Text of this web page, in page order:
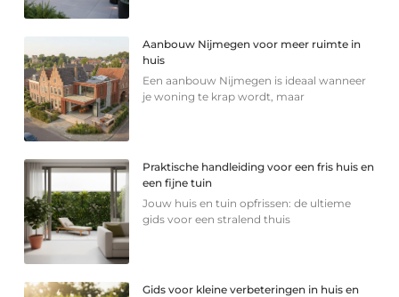
Aanbouw Nijmegen voor meer ruimte in
huis
Een aanbouw Nijmegen is ideaal wanneer
je woning te krap wordt, maar
Praktische handleiding voor een fris huis en
een fijne tuin
Jouw huis en tuin opfrissen: de ultieme
gids voor een stralend thuis
Gids voor kleine verbeteringen in huis en